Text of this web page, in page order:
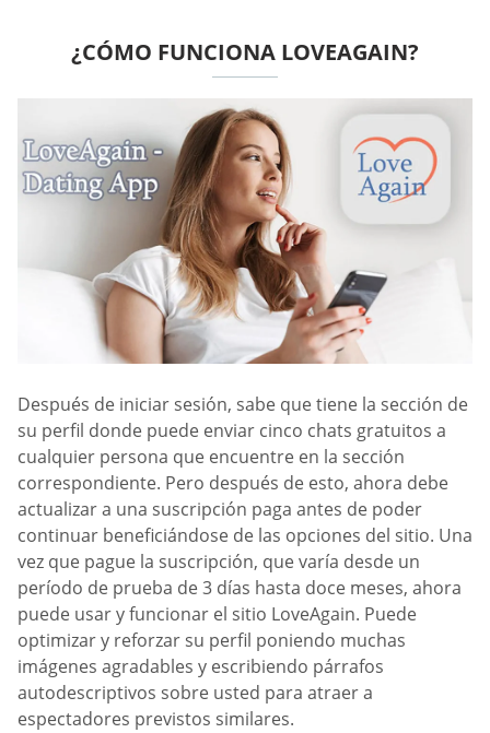
¿CÓMO FUNCIONA LOVEAGAIN?
Después de iniciar sesión, sabe que tiene la sección de
su perfil donde puede enviar cinco chats gratuitos a
cualquier persona que encuentre en la sección
correspondiente. Pero después de esto, ahora debe
actualizar a una suscripción paga antes de poder
continuar beneficiándose de las opciones del sitio. Una
vez que pague la suscripción, que varía desde un
período de prueba de 3 días hasta doce meses, ahora
puede usar y funcionar el sitio LoveAgain. Puede
optimizar y reforzar su perfil poniendo muchas
imágenes agradables y escribiendo párrafos
autodescriptivos sobre usted para atraer a
espectadores previstos similares.